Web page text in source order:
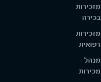
מזכירות
בכירה
מזכירות
רפואית
מנהל
מכירות